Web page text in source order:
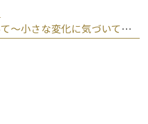
オーラルフレイルについて～小さな変化に気づいて予防しましょう～